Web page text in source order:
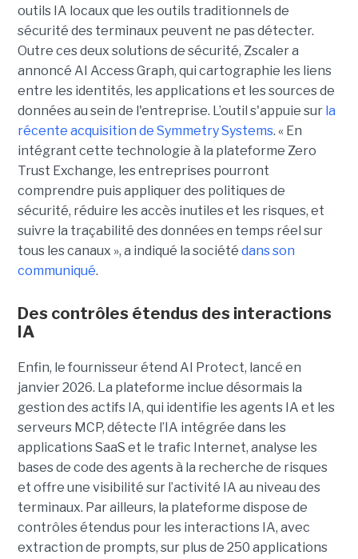
outils IA locaux que les outils traditionnels de
sécurité des terminaux peuvent ne pas détecter.
Outre ces deux solutions de sécurité, Zscaler a
annoncé AI Access Graph, qui cartographie les liens
entre les identités, les applications et les sources de
données au sein de l'entreprise. L’outil s'appuie sur la
récente acquisition de Symmetry Systems. « En
intégrant cette technologie à la plateforme Zero
Trust Exchange, les entreprises pourront
comprendre puis appliquer des politiques de
sécurité, réduire les accès inutiles et les risques, et
suivre la traçabilité des données en temps réel sur
tous les canaux », a indiqué la société dans son
communiqué.
Des contrôles étendus des interactions
IA
Enfin, le fournisseur étend AI Protect, lancé en
janvier 2026. La plateforme inclue désormais la
gestion des actifs IA, qui identifie les agents IA et les
serveurs MCP, détecte l’IA intégrée dans les
applications SaaS et le trafic Internet, analyse les
bases de code des agents à la recherche de risques
et offre une visibilité sur l’activité IA au niveau des
terminaux. Par ailleurs, la plateforme dispose de
contrôles étendus pour les interactions IA, avec
extraction de prompts, sur plus de 250 applications